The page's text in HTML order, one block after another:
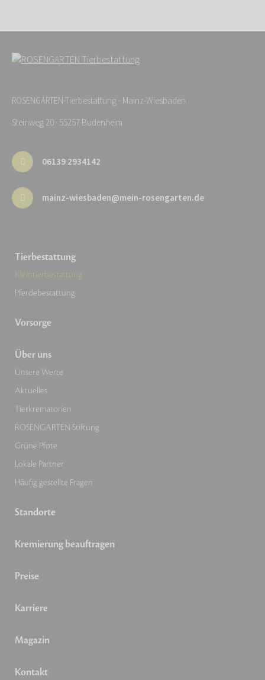
ROSENGARTEN-Tierbestattung - Mainz-Wiesbaden
Steinweg 20 · 55257 Budenheim
06139 2934142
mainz-wiesbaden@mein-rosengarten.de
Tierbestattung
Kleintierbestattung
Pferdebestattung
Vorsorge
Über uns
Unsere Werte
Aktuelles
Tierkrematorien
ROSENGARTEN-Stiftung
Grüne Pfote
Lokale Partner
Häufig gestellte Fragen
Standorte
Kremierung beauftragen
Preise
Karriere
Magazin
Kontakt